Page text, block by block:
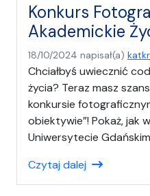
Konkurs
Akademickie
18/10/2024 napisał(a)
Chciałbyś uwiecznić
życia? Teraz masz
konkursie
obiektywie”! Pokaż, jak
Uniwersytecie
Czytaj dalej